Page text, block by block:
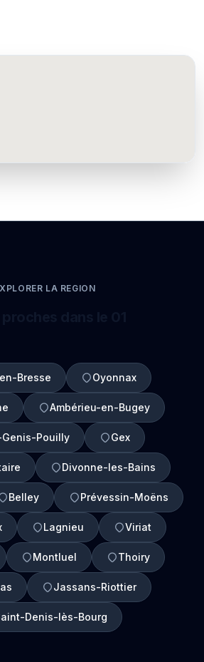
LA REGION
Bresse Oyonnax
Ambérieu-en-Bugey
Pouilly Gex
Divonne-les-Bains
Belley Prévessin-Moëns
Lagnieu Viriat
Montluel Thoiry
Jassans-Riottier
Denis-lès-Bourg